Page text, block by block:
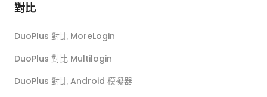
對比
DuoPlus 對比 MoreLogin
DuoPlus 對比 Multilogin
DuoPlus 對比 Android 模擬器